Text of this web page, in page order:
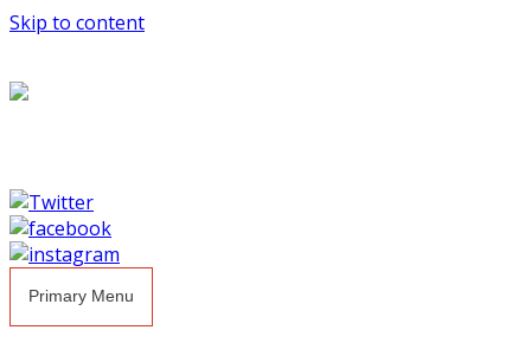
Skip to content
Primary Menu